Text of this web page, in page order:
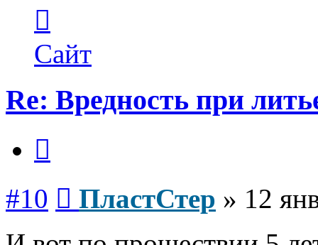
пользователя
ПластСтер
Сайт
Re: Вредность при
#10 ПластСтер » 12